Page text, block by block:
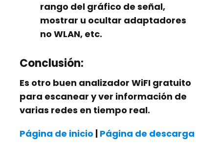
rango del gráfico de señal,
mostrar u ocultar adaptadores
no WLAN, etc.
Conclusión:
Es otro buen analizador WiFI gratuito
para escanear y ver información de
varias redes en tiempo real.
Página de inicio | Página de descarga